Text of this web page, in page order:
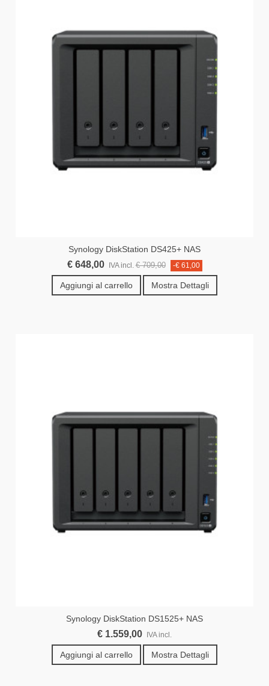
Synology DiskStation DS425+ NAS
€ 648,00 IVA incl. € 709,00 -€ 61,00
Aggiungi al carrello Mostra Dettagli
Synology DiskStation DS1525+ NAS
€ 1.559,00 IVA incl.
Aggiungi al carrello Mostra Dettagli